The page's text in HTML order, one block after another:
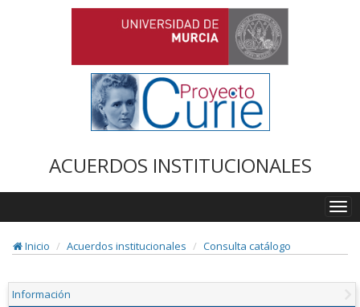
ACUERDOS INSTITUCIONALES
Inicio
Acuerdos institucionales Consulta catálogo
Información